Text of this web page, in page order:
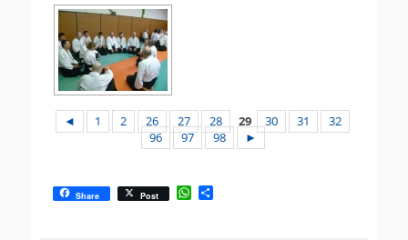
◄ 1 2 26 27 28 29 30 31
32
96
97 98 ►
Share Post W